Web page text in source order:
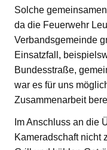
Solche
da die Feuerwehr
Verbandsgemeinde
Einsatzfall,
Bundesstraße,
war es für uns
Zusammenarbeit
Im Anschluss an die
Kameradschaft nicht